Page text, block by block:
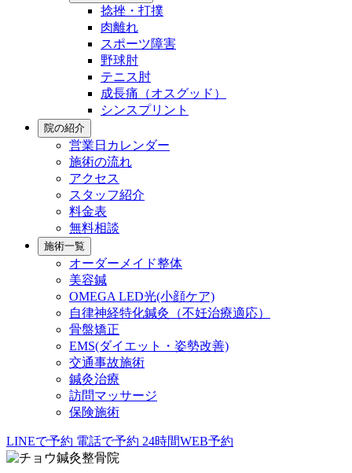
捻挫・打撲
肉離れ
スポーツ障害
野球肘
テニス肘
成長痛（オスグッド）
シンスプリント
院の紹介
営業日カレンダー
施術の流れ
アクセス
スタッフ紹介
料金表
無料相談
施術一覧
オーダーメイド整体
美容鍼
OMEGA LED光(小顔ケア)
自律神経特化鍼灸（不妊治療適応）
骨盤矯正
EMS(ダイエット・姿勢改善)
交通事故施術
鍼灸治療
訪問マッサージ
保険施術
LINEで予約 電話で予約 24時間WEB予約